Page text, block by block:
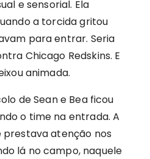
e sensorial. Ela
a torcida gritou
para entrar. Seria
Chicago Redskins. E
animada.
de Sean e Bea ficou
o time na entrada. A
prestava atenção nos
lá no campo, naquele